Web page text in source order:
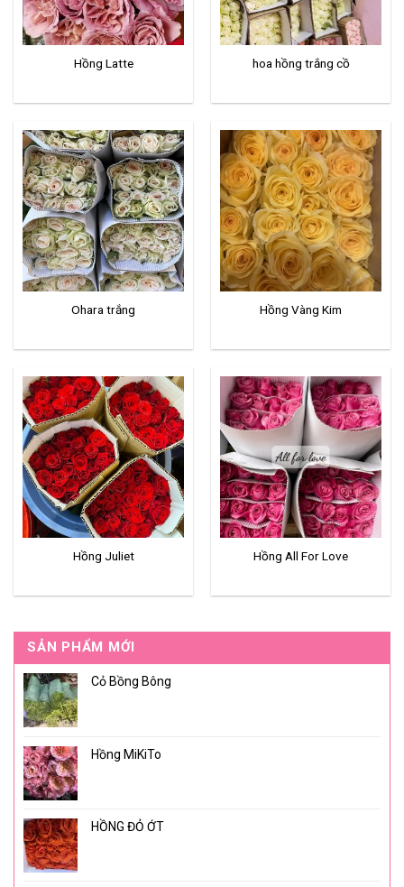
SẢN PHẨM MỚI
Cỏ Bồng Bông
Hồng MiKiTo
HỒNG ĐỎ ỚT
Hồng Latte hoa hồng trắng cồ
Ohara trắng Hồng Vàng Kim
Hồng Juliet Hồng All For Love